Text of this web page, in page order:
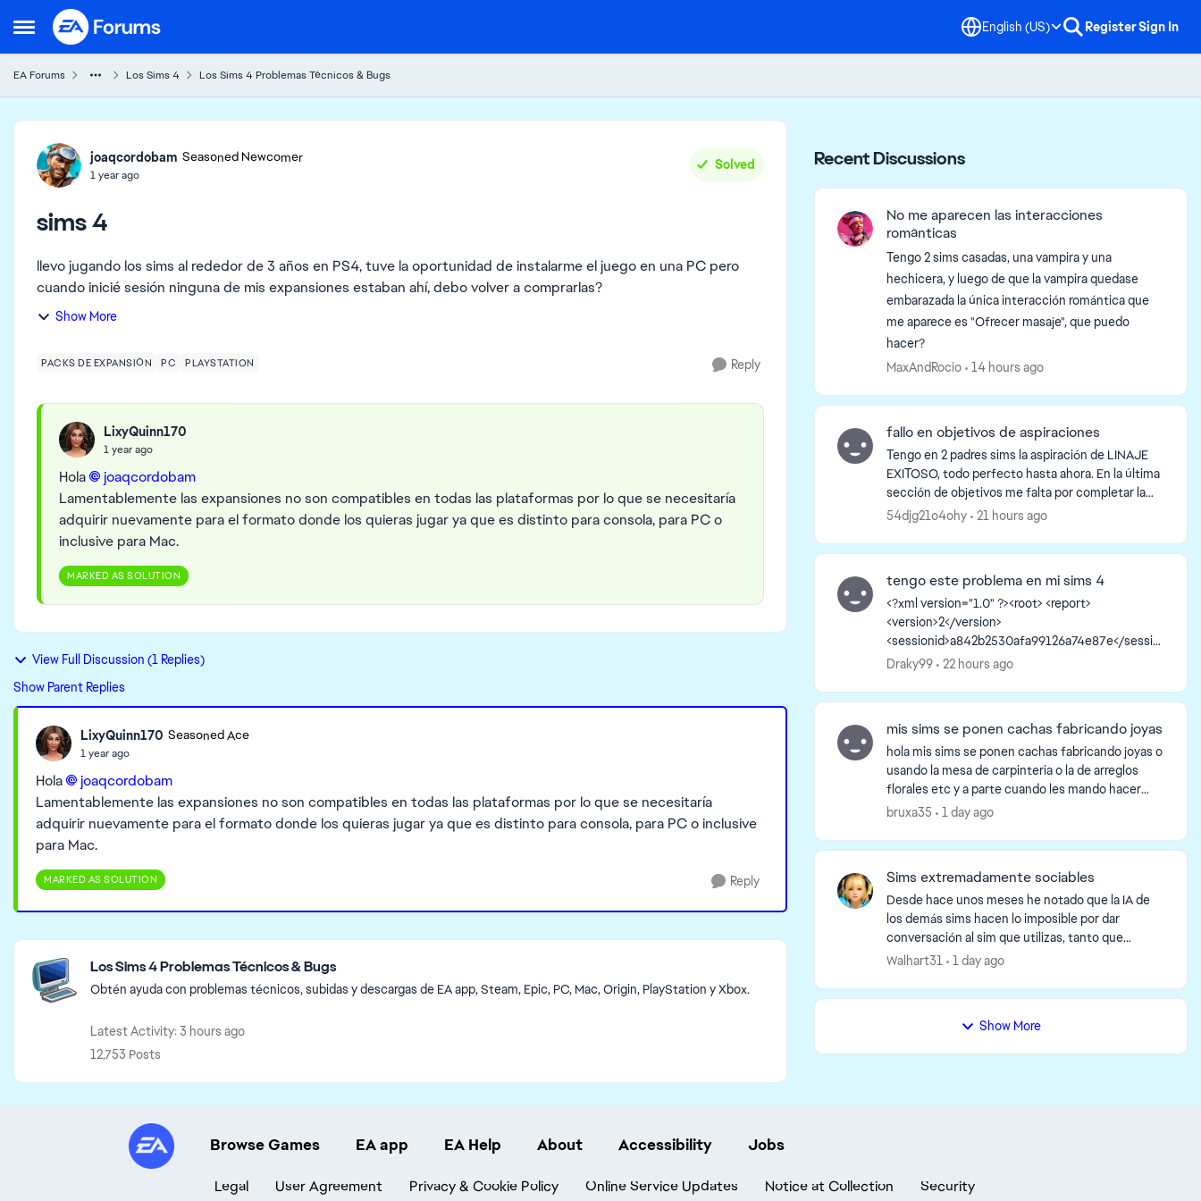
Open Side Menu
Skip to content English (US) RegisterSign In
EA Forums Los Sims 4 Los Sims 4 Problemas Técnicos & Bugs
Forum Discussion
joaqcordobam Seasoned Newcomer
1 year ago
Solved
sims 4
llevo jugando los sims al rededor de 3 años en PS4, tuve la oportunidad de instalarme el juego en una PC pero
cuando inicié sesión ninguna de mis expansiones estaban ahí, debo volver a comprarlas?
Show More
PACKS DE EXPANSIÓN PC PLAYSTATION Reply
LixyQuinn170
1 year ago
Hola
joaqcordobam
Lamentablemente las expansiones no son compatibles en todas las plataformas por lo que se necesitaría
adquirir nuevamente para el formato donde los quieras jugar ya que es distinto para consola, para PC o
inclusive para Mac.
MARKED AS SOLUTION
View Full Discussion (1 Replies)
Show Parent Replies
LixyQuinn170 Seasoned Ace
1 year ago
Hola
joaqcordobam
Lamentablemente las expansiones no son compatibles en todas las plataformas por lo que se necesitaría
adquirir nuevamente para el formato donde los quieras jugar ya que es distinto para consola, para PC o inclusive
para Mac.
MARKED AS SOLUTION Reply
Featured Places
Los Sims 4 Problemas Técnicos & Bugs
Obtén ayuda con problemas técnicos, subidas y descargas de EA app, Steam, Epic, PC, Mac, Origin, PlayStation y Xbox.
Latest Activity: 3 hours ago
12,753 Posts
Recent Discussions
No me aparecen las interacciones
románticas
Tengo 2 sims casadas, una vampira y una
hechicera, y luego de que la vampira quedase
embarazada la única interacción romántica que
me aparece es "Ofrecer masaje", que puedo
hacer?
MaxAndRocio
14 hours ago
fallo en objetivos de aspiraciones
Tengo en 2 padres sims la aspiración de LINAJE
EXITOSO, todo perfecto hasta ahora. En la última
sección de objetivos me falta por completar la
de: hacer que un hijo niño complete una
54djg21o4ohy 21 hours ago
tengo este problema en mi sims 4
<?xml version="1.0" ?><root> <report>
<version>2</version>
<sessionid>a842b2530afa99126a74e87e</sessio
nid><type>desync</type>
<createtime>2026-08-06 16:09:38</createti...
Draky99 22 hours ago
mis sims se ponen cachas fabricando joyas
hola mis sims se ponen cachas fabricando joyas o
usando la mesa de carpinteria o la de arreglos
florales etc y a parte cuando les mando hacer
algo se quedan parados tardan en moverse y en
bruxa35 1 day ago
Sims extremadamente sociables
Desde hace unos meses he notado que la IA de
los demás sims hacen lo imposible por dar
conversación al sim que utilizas, tanto que
incluso se activan conversaciones estando el sim
Walhart31 1 day ago
Show More
Browse Games EA app EA Help About Accessibility Jobs
Legal User Agreement Privacy & Cookie Policy Online Service Updates Notice at Collection Security